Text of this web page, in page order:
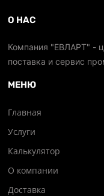
О НАС
Компания "ЕВЛАРТ" -
поставка и сервис
МЕНЮ
Главная
Услуги
Калькулятор
О компании
Доставка